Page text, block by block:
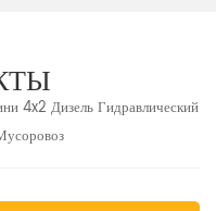
4x2 Дизель Гидравлический